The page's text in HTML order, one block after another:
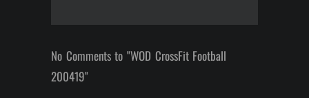
No Comments to "WOD CrossFit Football
200419"